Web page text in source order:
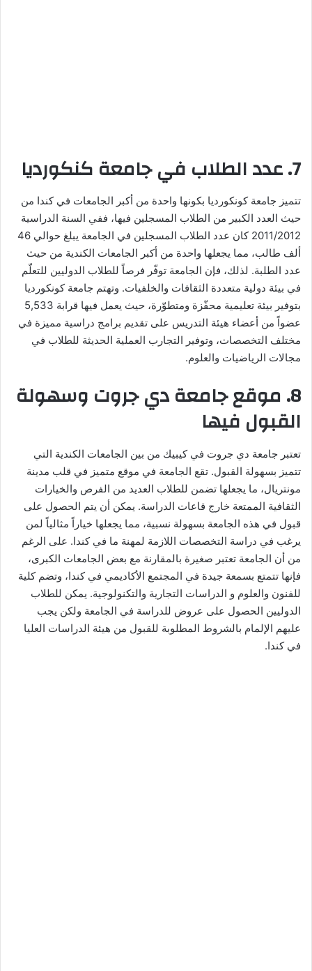
7. عدد الطلاب في جامعة كنكورديا
تتميز جامعة كونكورديا بكونها واحدة من أكبر الجامعات في كندا من
حيث العدد الكبير من الطلاب المسجلين فيها، ففي السنة الدراسية
2011/2012 كان عدد الطلاب المسجلين في الجامعة يبلغ حوالي 46
ألف طالب، مما يجعلها واحدة من أكبر الجامعات الكندية من حيث
عدد الطلبة. لذلك، فإن الجامعة توفّر فرصاً للطلاب الدوليين للتعلّم
في بيئة دولية متعددة الثقافات والخلفيات. وتهتم جامعة كونكورديا
بتوفير بيئة تعليمية محفّزة ومتطوّرة، حيث يعمل فيها قرابة 5,533
عضواً من أعضاء هيئة التدريس على تقديم برامج دراسية مميزة في
مختلف التخصصات، وتوفير التجارب العملية الحديثة للطلاب في
مجالات الرياضيات والعلوم.
8. موقع جامعة دي جروت وسهولة
القبول فيها
تعتبر جامعة دي جروت في كيبيك من بين الجامعات الكندية التي
تتميز بسهولة القبول. تقع الجامعة في موقع متميز في قلب مدينة
مونتريال، ما يجعلها تضمن للطلاب العديد من الفرص والخيارات
الثقافية الممتعة خارج قاعات الدراسة. يمكن أن يتم الحصول على
قبول في هذه الجامعة بسهولة نسبية، مما يجعلها خياراً مثالياً لمن
يرغب في دراسة التخصصات اللازمة لمهنة ما في كندا. على الرغم
من أن الجامعة تعتبر صغيرة بالمقارنة مع بعض الجامعات الكبرى،
فإنها تتمتع بسمعة جيدة في المجتمع الأكاديمي في كندا، وتضم كلية
للفنون والعلوم و الدراسات التجارية والتكنولوجية. يمكن للطلاب
الدوليين الحصول على عروض للدراسة في الجامعة ولكن يجب
عليهم الإلمام بالشروط المطلوبة للقبول من هيئة الدراسات العليا
في كندا.